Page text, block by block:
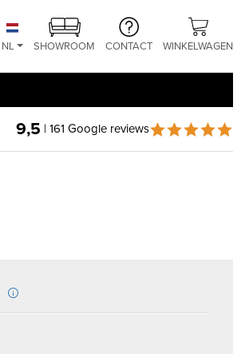
NL SHOWROOM CONTACT WINKELWAGEN
9,5 | 161 Google reviews